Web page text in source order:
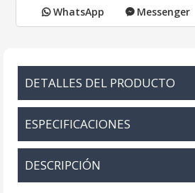
WhatsApp Messenger
DETALLES DEL PRODUCTO
ESPECIFICACIONES
DESCRIPCIÓN